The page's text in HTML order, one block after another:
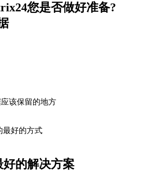
您是否做好准备?
该保留的地方
最好的方式
的解决方案